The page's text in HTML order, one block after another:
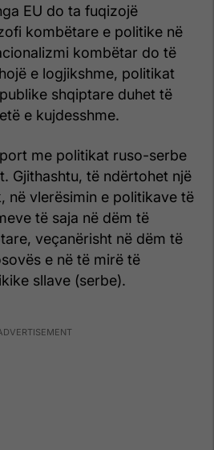
EU do ta fuqizojë
kombëtare e politike në
kombëtar do të
e logjikshme, politikat
shqiptare duhet të
e kujdesshme.
me politikat ruso-serbe
Gjithashtu, të ndërtohet një
në vlerësimin e politikave të
të saja në dëm të
veçanërisht në dëm të
e në të mirë të
sllave (serbe).